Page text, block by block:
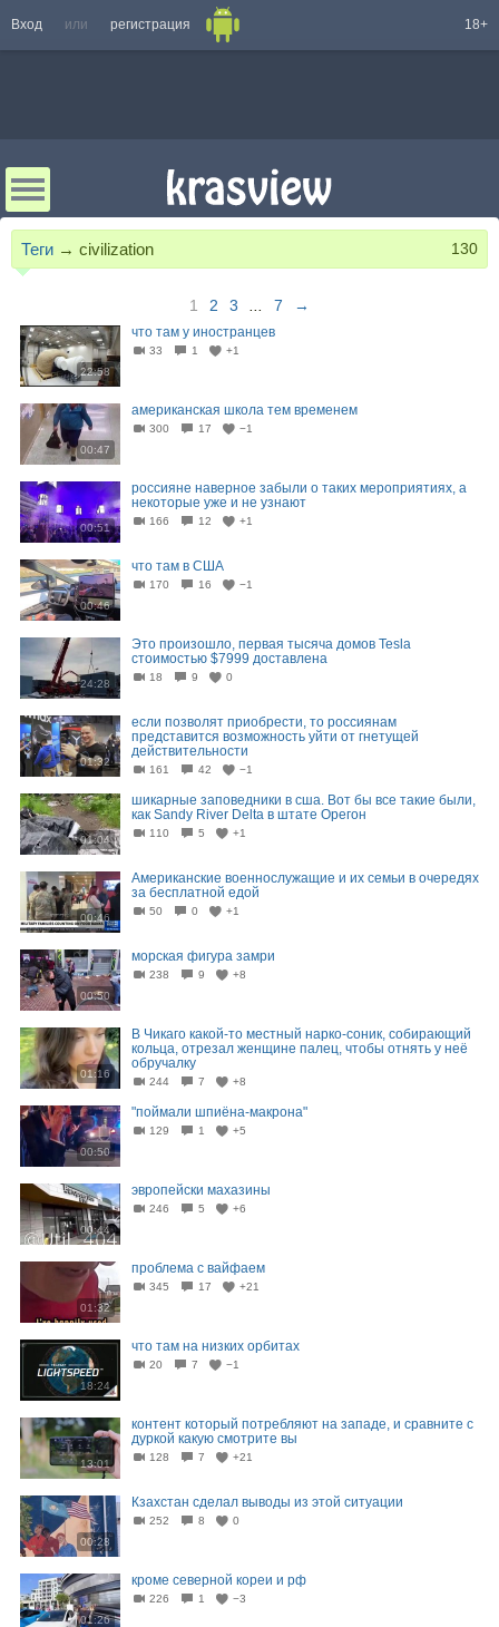
Вход или регистрация 18+
Теги → civilization 130
1 2 3 7 →
22:58
что там у иностранцев
33 1 +1
00:47
американская школа тем временем
300 17 −1
00:51
россияне наверное забыли о таких мероприятиях, а
некоторые уже и не узнают
166 12 +1
00:46
что там в США
170 16 −1
24:28
Это произошло, первая тысяча домов Tesla
стоимостью $7999 доставлена
18 9 0
01:32
если позволят приобрести, то россиянам
представится возможность уйти от гнетущей
действительности
161 42 −1
01:04
шикарные заповедники в сша. Вот бы все такие были,
как Sandy River Delta в штате Орегон
110 5 +1
00:46
Американские военнослужащие и их семьи в очередях
за бесплатной едой
50 0 +1
00:50
морская фигура замри
238 9 +8
01:16
В Чикаго какой-то местный нарко-соник, собирающий
кольца, отрезал женщине палец, чтобы отнять у неё
обручалку
244 7 +8
00:50
"поймали шпиёна-макрона"
129 1 +5
00:44
эвропейски махазины
246 5 +6
01:32
проблема с вайфаем
345 17 +21
18:24
что там на низких орбитах
20 7 −1
13:01
контент который потребляют на западе, и сравните с
дуркой какую смотрите вы
128 7 +21
00:28
Кзахстан сделал выводы из этой ситуации
252 8 0
01:26
кроме северной кореи и рф
226 1 −3